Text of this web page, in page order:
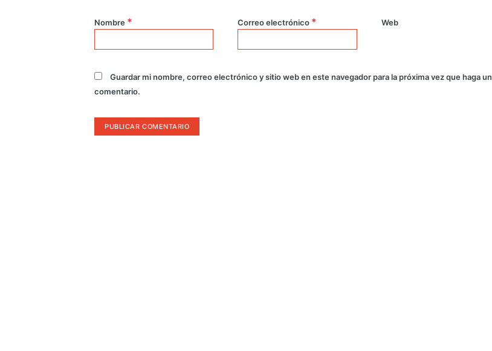
Nombre * Correo electrónico * Web
Guardar mi nombre, correo electrónico y sitio web en este navegador para la próxima vez que haga un
comentario.